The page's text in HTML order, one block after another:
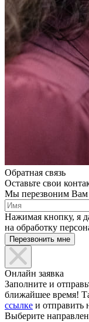
Обратная связь
Оставьте свои
Мы перезвоним Вам
Нажимая кнопку, я
на обработку
Онлайн заявка
Заполните и
ближайшее время!
ссылке и отправить
Выберите